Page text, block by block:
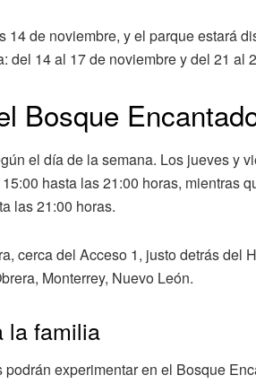
de noviembre, y el parque estará
14 al 17 de noviembre y del 21 al
Bosque
el día de la semana. Los jueves y
hasta las 21:00 horas, mientras
las 21:00 horas.
cerca del Acceso 1, justo detrás del
Monterrey, Nuevo León.
la familia
experimentar en el Bosque